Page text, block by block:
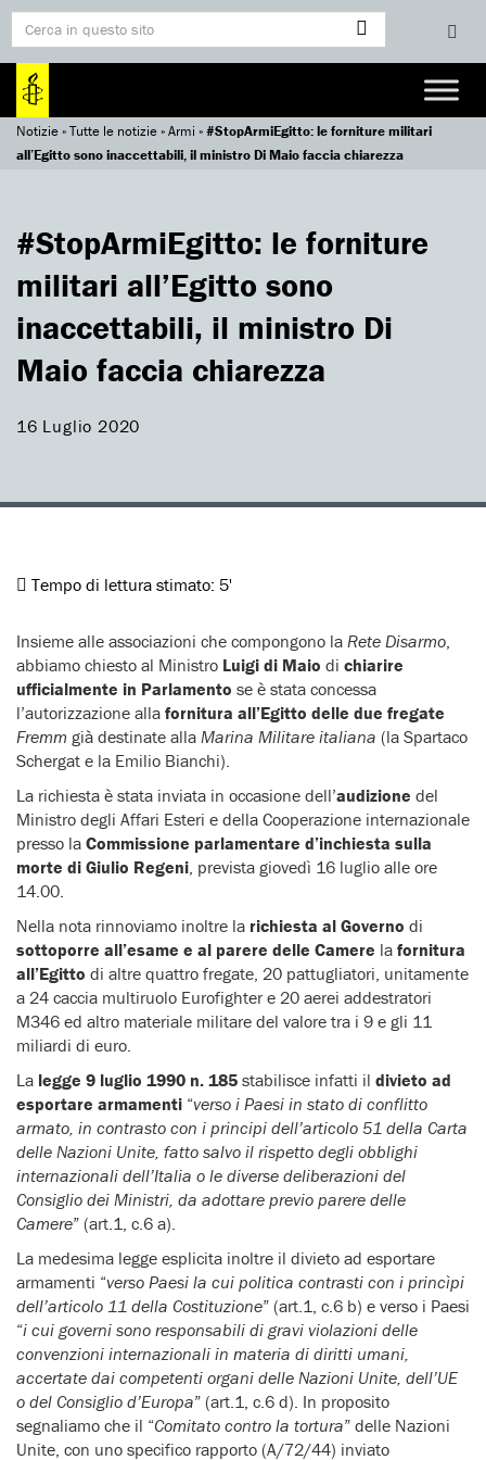
Notizie»Tutte le notizie»Armi »#StopArmiEgitto: le forniture militari
all’Egitto sono inaccettabili, il ministro Di Maio faccia chiarezza
#StopArmiEgitto: le forniture
militari all’Egitto sono
inaccettabili, il ministro Di
Maio faccia chiarezza
16 Luglio 2020
Tempo di lettura stimato: 5'
Insieme alle associazioni che compongono la Rete Disarmo,
abbiamo chiesto al Ministro Luigi di Maio di chiarire
ufficialmente in Parlamento se è stata concessa
l’autorizzazione alla fornitura all’Egitto delle due fregate
Fremm già destinate alla Marina Militare italiana (la Spartaco
Schergat e la Emilio Bianchi).
La richiesta è stata inviata in occasione dell’audizione del
Ministro degli Affari Esteri e della Cooperazione internazionale
presso la Commissione parlamentare d’inchiesta sulla
morte di Giulio Regeni, prevista giovedì 16 luglio alle ore
14.00.
Nella nota rinnoviamo inoltre la richiesta al Governo di
sottoporre all’esame e al parere delle Camere la fornitura
all’Egitto di altre quattro fregate, 20 pattugliatori, unitamente
a 24 caccia multiruolo Eurofighter e 20 aerei addestratori
M346 ed altro materiale militare del valore tra i 9 e gli 11
miliardi di euro.
La legge 9 luglio 1990 n. 185 stabilisce infatti il divieto ad
esportare armamenti “verso i Paesi in stato di conflitto
armato, in contrasto con i principi dell’articolo 51 della Carta
delle Nazioni Unite, fatto salvo il rispetto degli obblighi
internazionali dell’Italia o le diverse deliberazioni del
Consiglio dei Ministri, da adottare previo parere delle
Camere” (art.1, c.6 a).
La medesima legge esplicita inoltre il divieto ad esportare
armamenti “verso Paesi la cui politica contrasti con i princìpi
dell’articolo 11 della Costituzione” (art.1, c.6 b) e verso i Paesi
“i cui governi sono responsabili di gravi violazioni delle
convenzioni internazionali in materia di diritti umani,
accertate dai competenti organi delle Nazioni Unite, dell’UE
o del Consiglio d’Europa” (art.1, c.6 d). In proposito
segnaliamo che il “Comitato contro la tortura” delle Nazioni
Unite, con uno specifico rapporto (A/72/44) inviato